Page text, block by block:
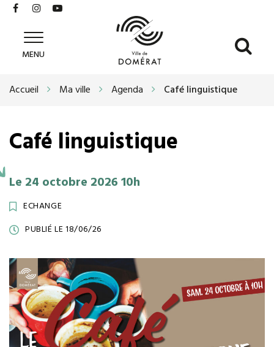
Gestion des traceurs
Lien
le
compte
Facebook
Lien
le
compte
Instagram
MENU
Accueil Ma ville Agenda Café linguistique
Café linguistique
Le 24 octobre 202610h
ECHANGE
PUBLIÉ LE 18/06/26